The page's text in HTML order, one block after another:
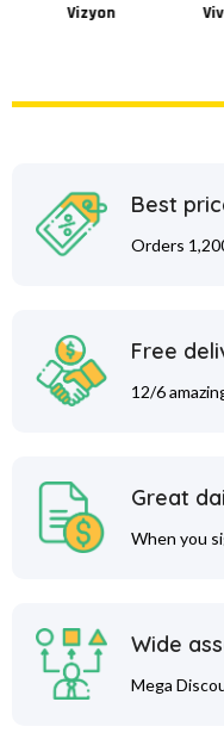
Vizyon Vivo
Best
Orders
Free
12/6
Great
When you
Wide
Mega